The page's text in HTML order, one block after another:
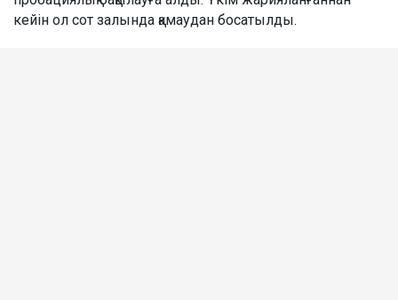
кейін ол сот залында қамаудан босатылды.